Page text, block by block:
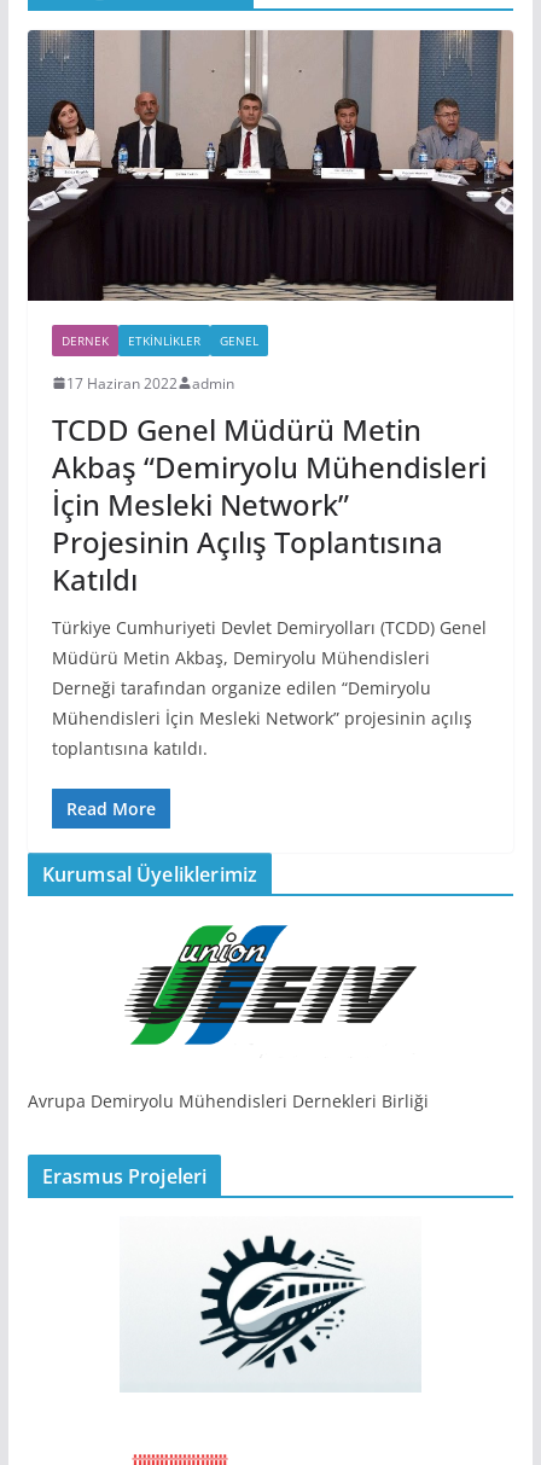
DERNEK ETKINLIKLER GENEL
17 Haziran 2022 admin
TCDD Genel Müdürü Metin
Akbaş “Demiryolu Mühendisleri
İçin Mesleki Network”
Projesinin Açılış Toplantısına
Katıldı
Türkiye Cumhuriyeti Devlet Demiryolları (TCDD) Genel
Müdürü Metin Akbaş, Demiryolu Mühendisleri
Derneği tarafından organize edilen “Demiryolu
Mühendisleri İçin Mesleki Network” projesinin açılış
toplantısına katıldı.
Read More
Kurumsal Üyeliklerimiz
Avrupa Demiryolu Mühendisleri Dernekleri Birliği
Erasmus Projeleri